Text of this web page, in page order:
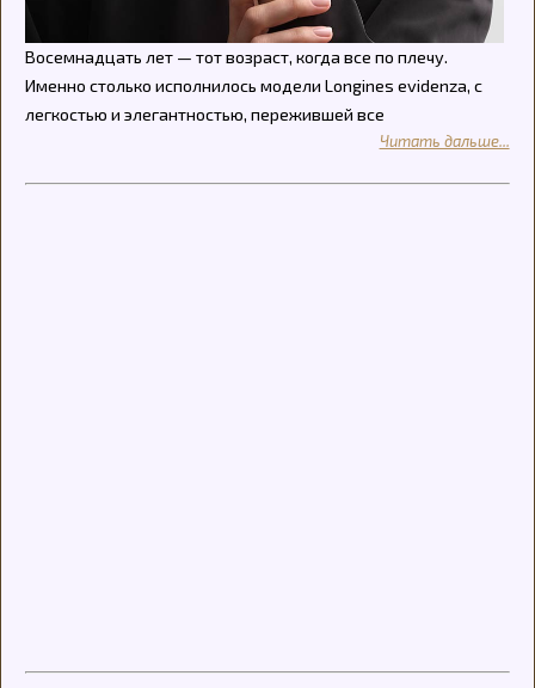
Восемнадцать лет — тот возраст, когда все по плечу.
Именно столько исполнилось модели Longines evidenza, с
легкостью и элегантностью, пережившей все
Читать дальше...